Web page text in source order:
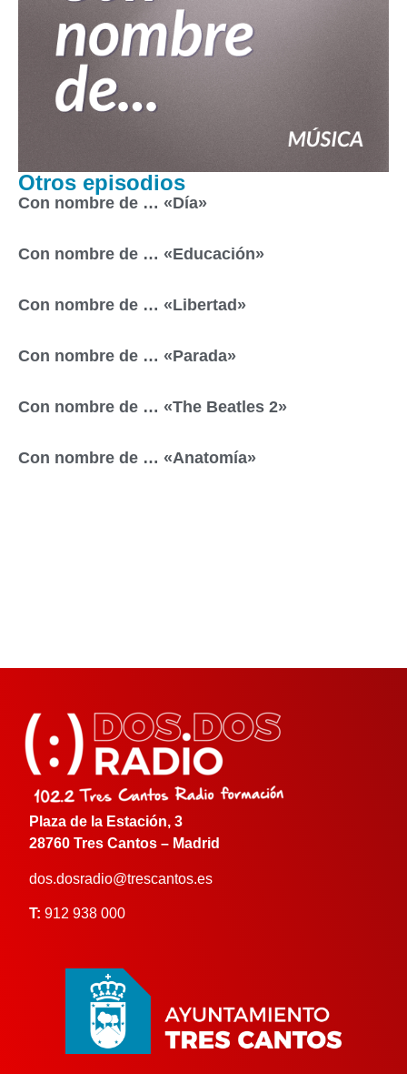
Otros episodios
Con nombre de … «Día»
Con nombre de … «Educación»
Con nombre de … «Libertad»
Con nombre de … «Parada»
Con nombre de … «The Beatles 2»
Con nombre de … «Anatomía»
Plaza de la Estación, 3
28760 Tres Cantos – Madrid
dos.dosradio@trescantos.es
T: 912 938 000